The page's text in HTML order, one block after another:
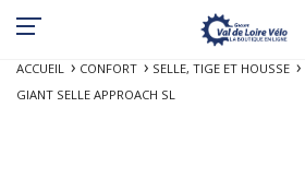
ACCUEIL CONFORT SELLE, TIGE ET HOUSSE
GIANT SELLE APPROACH SL